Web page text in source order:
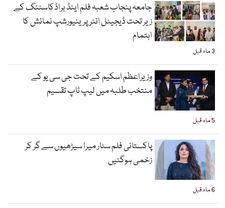
3 ماہ قبل
جامعہ پنجاب شعبہ فلم اینڈ براڈکاسٹنگ کے
زیر تحت ڈیجیٹل انٹرپرینیورشپ نمائش کا
اہتمام
5 ماہ قبل
وزیراعظم اسکیم کے تحت جی سی یو کے
منتخب طلبہ میں لیپ ٹاپ تقسیم
6 ماہ قبل
پاکستانی فلم سٹار میرا سیڑھیوں سے گر کر
زخمی ہوگئیں